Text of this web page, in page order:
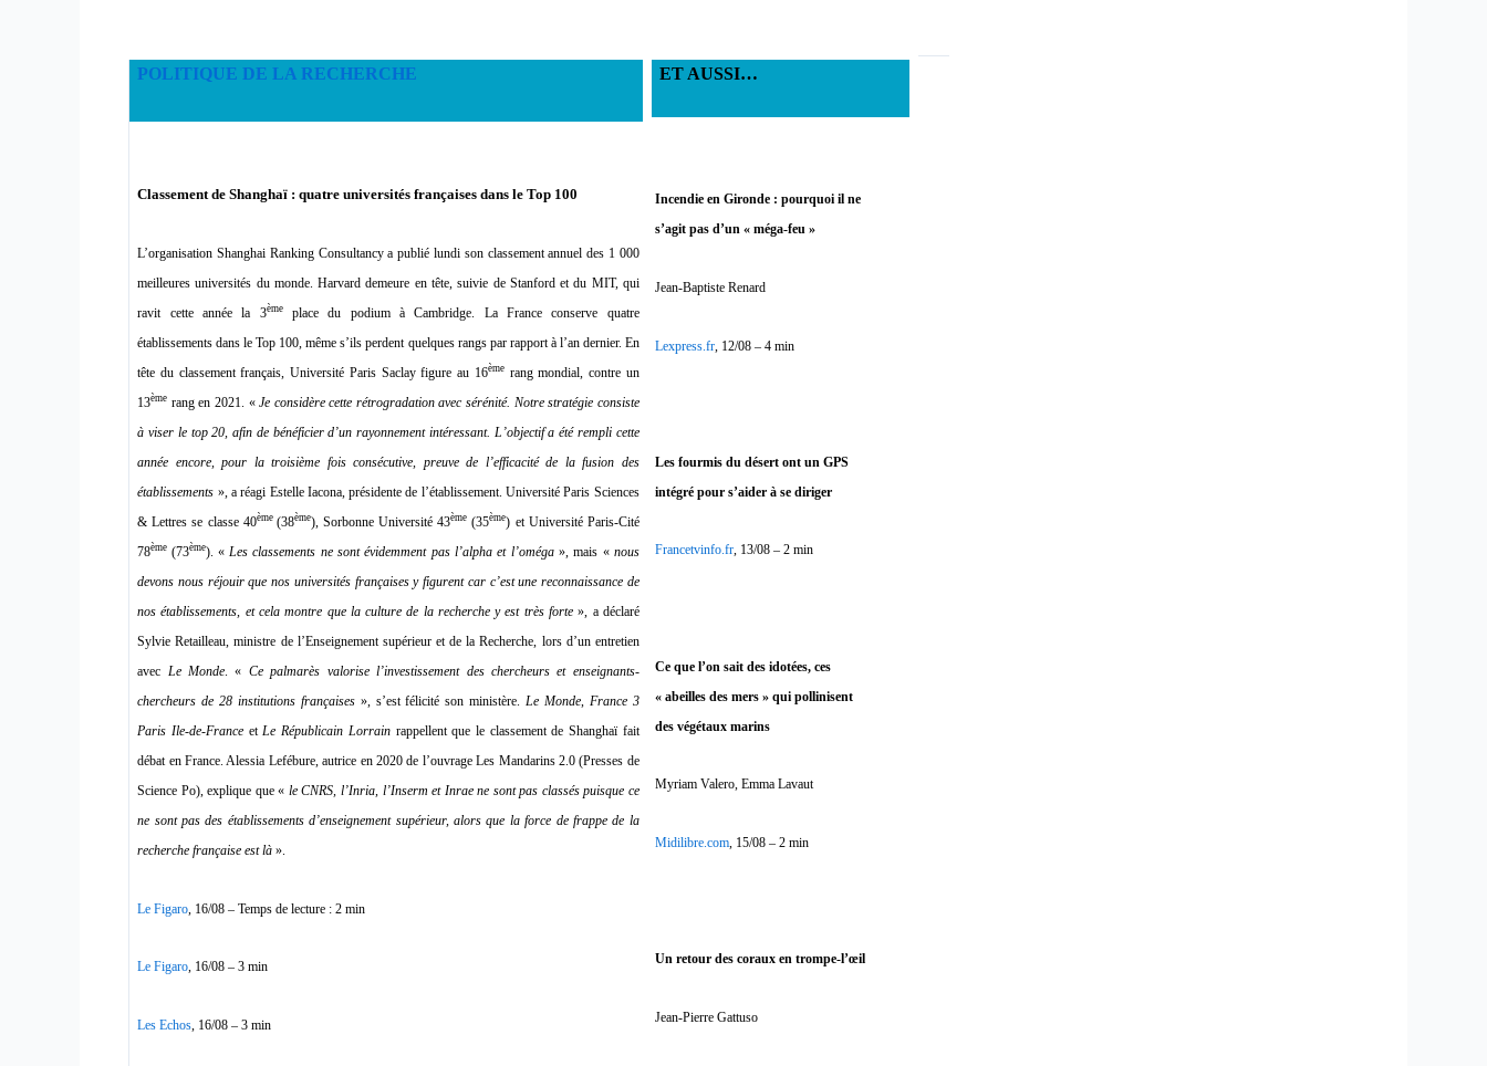
POLITIQUE DE LA RECHERCHE ET AUSSI…
Classement de Shanghaï : quatre universités françaises dans le Top 100
L’organisation Shanghai Ranking Consultancy a publié lundi son classement annuel des 1 000
meilleures universités du monde. Harvard demeure en tête, suivie de Stanford et du MIT, qui
ravit cette année la 3èmeplace du podium à Cambridge. La France conserve quatre
établissements dans le Top 100, même s’ils perdent quelques rangs par rapport à l’an dernier. En
tête du classement français, Université Paris Saclay figure au 16èmerang mondial, contre un
13ème rang en 2021. «Je considère cette rétrogradation avec sérénité. Notre stratégie consiste
à viser le top 20, afin de bénéficier d’un rayonnement intéressant. L’objectif a été rempli cette
année encore, pour la troisième fois consécutive, preuve de l’efficacité de la fusion des
établissements », a réagi Estelle Iacona, présidente de l’établissement. Université Paris Sciences
& Lettres se classe 40ème (38ème), Sorbonne Université 43ème (35ème) et Université Paris-Cité
78ème (73ème). «Les classements ne sont évidemment pas l’alpha et l’oméga», mais « nous
devons nous réjouir que nos universités françaises y figurent car c’est une reconnaissance de
nos établissements, et cela montre que la culture de la recherche y est très forte », a déclaré
Sylvie Retailleau, ministre de l’Enseignement supérieur et de la Recherche, lors d’un entretien
avec Le Monde. « Ce palmarès valorise l’investissement des chercheurs et enseignants-
chercheurs de 28 institutions françaises», s’est félicité son ministère.Le Monde, France 3
Paris Ile-de-FranceetLe Républicain Lorrainrappellent que le classement de Shanghaï fait
débat en France. Alessia Lefébure, autrice en 2020 de l’ouvrage Les Mandarins 2.0 (Presses de
Science Po), explique que « le CNRS, l’Inria, l’Inserm et Inrae ne sont pas classés puisque ce
ne sont pas des établissements d’enseignement supérieur, alors que la force de frappe de la
recherche française est là ».
Le Figaro , 16/08 – Temps de lecture : 2 min
Le Figaro, 16/08 – 3 min
Les Echos , 16/08 – 3 min
Incendie en Gironde : pourquoi il ne
s’agit pas d’un « méga-feu »
Jean-Baptiste Renard
Lexpress.fr , 12/08 – 4 min
Les fourmis du désert ont un GPS
intégré pour s’aider à se diriger
Francetvinfo.fr, 13/08 – 2 min
Ce que l’on sait des idotées, ces
« abeilles des mers » qui pollinisent
des végétaux marins
Myriam Valero, Emma Lavaut
Midilibre.com , 15/08 – 2 min
Un retour des coraux en trompe-l’œil
Jean-Pierre Gattuso